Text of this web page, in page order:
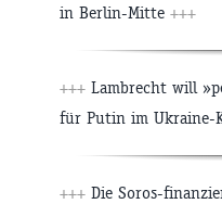
in Berlin-Mitte +++
+++ Lambrecht will
für Putin im Ukraine-
+++ Die Soros-